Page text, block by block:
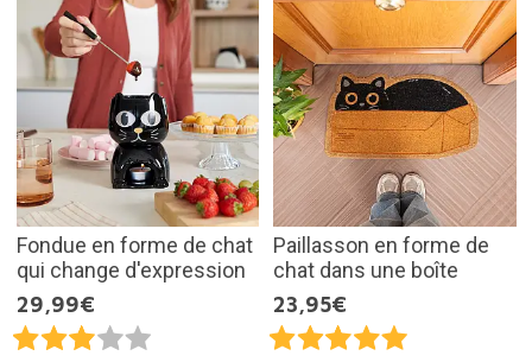
Fondue en forme de chat
qui change d'expression
29,99€
Paillasson en forme de
chat dans une boîte
23,95€